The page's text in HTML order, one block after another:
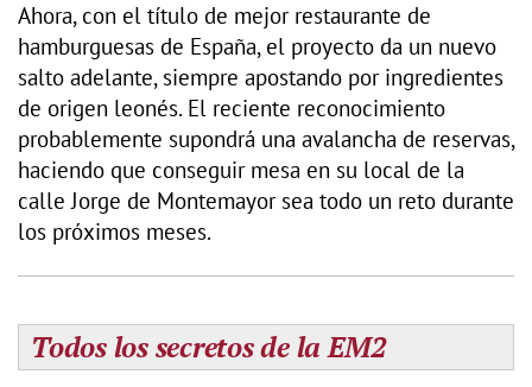
Ahora, con el título de mejor restaurante de
hamburguesas de España, el proyecto da un nuevo
salto adelante, siempre apostando por ingredientes
de origen leonés. El reciente reconocimiento
probablemente supondrá una avalancha de reservas,
haciendo que conseguir mesa en su local de la
calle Jorge de Montemayor sea todo un reto durante
los próximos meses.
Todos los secretos de la EM2